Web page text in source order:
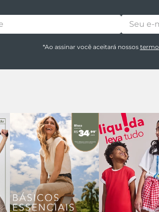
*Ao assinar você aceitará nossos